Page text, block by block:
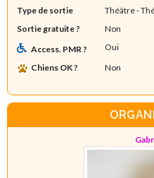
Type de sortie
Théâtre-
Sortie gratuite ?
Non
Access. PMR ?
Oui
Chiens OK ?
Non